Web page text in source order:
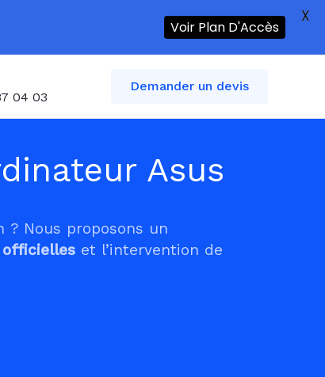
04 03
Demander un devis
Asus
? Nous proposons un
officielles et l’intervention de
Voir Plan D'Accès
X